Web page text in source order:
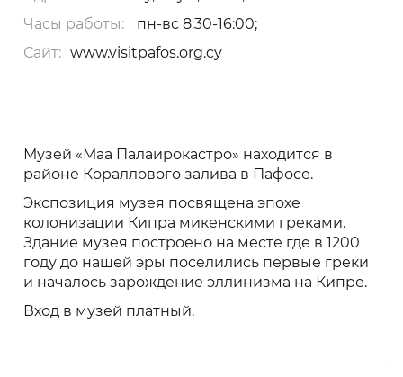
Часы работы:
пн-вс 8:30-16:00;
Сайт: www.visitpafos.org.cy
Музей «Маа Палаирокастро» находится в
районе Кораллового залива в Пафосе.
Экспозиция музея посвящена эпохе
колонизации Кипра микенскими греками.
Здание музея построено на месте где в 1200
году до нашей эры поселились первые греки
и началось зарождение эллинизма на Кипре.
Вход в музей платный.